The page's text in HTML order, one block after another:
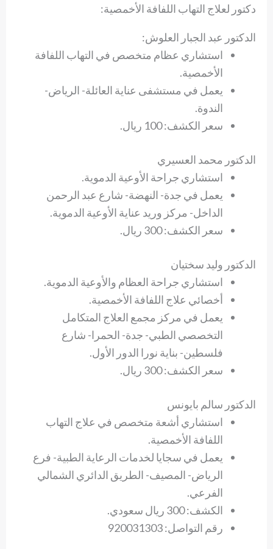
دكتور لعلاج التهاب اللفافة الأخمصية:
الدكتور عبد الجبار العلوش:
استشاري عظام متخصص في التهاب اللفافة
الأخمصية.
يعمل في مستشفى عناية العائلة- الرياض-
الندوة.
سعر الكشف: 100 ريال.
الدكتور محمد العسيري
استشاري جراحة الأوعية الدموية.
يعمل في جدة- النهضة- شارع عبد الرحمن
الداخل- مركز وريد عناية الأوعية الدموية.
سعر الكشف: 300 ريال.
الدكتور وليد سختيان
استشاري جراحة العظام والأوعية الدموية.
أخصائي علاج اللفافة الأخمصية.
يعمل في مركز مجمع العلاج المتكامل
التخصصي الطبي- جدة- الحمرا- شارع
فلسطين- بناية نورا الدور الأول.
سعر الكشف: 300 ريال.
الدكتور سالم بايونس
استشاري أشعة متخصص في علاج التهاب
اللفافة الأخمصية.
يعمل في سجايا لخدمات الرعاية الطبية- فرع
الرياض- المصيف- الطريق الدائري الشمالي
الفرعي.
الكشف: 300 ريال سعودي.
رقم التواصل: 920031303